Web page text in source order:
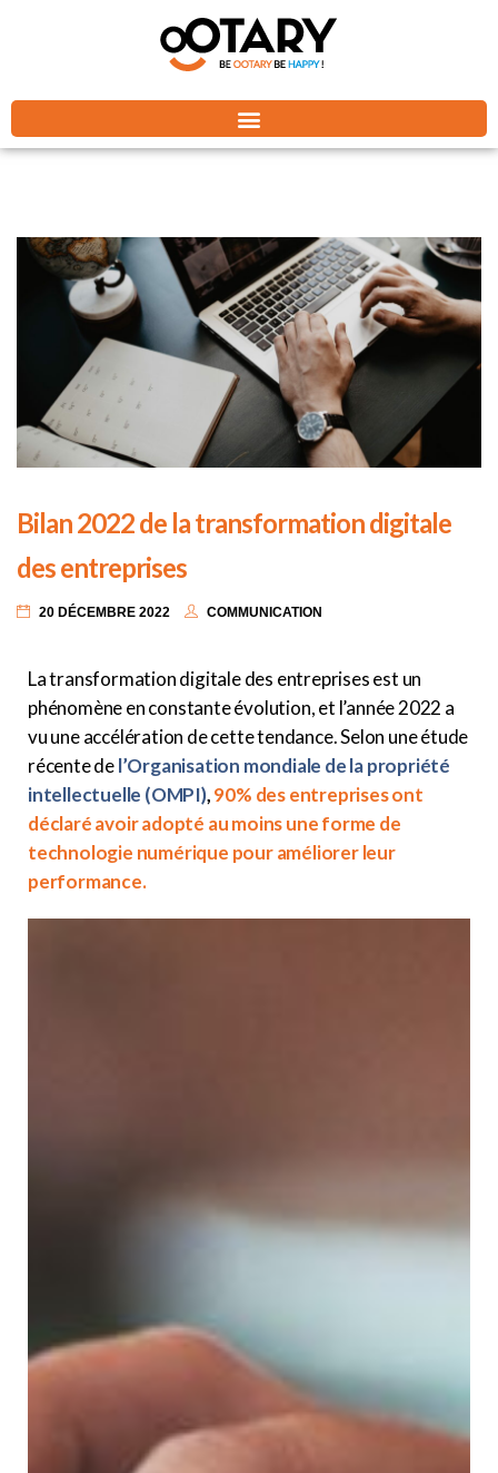
Bilan 2022 de la transformation digitale
des entreprises
20 DÉCEMBRE 2022 COMMUNICATION
La transformation digitale des entreprises est un
phénomène en constante évolution, et l’année 2022 a
vu une accélération de cette tendance. Selon une étude
récente del’Organisation mondiale de la propriété
intellectuelle (OMPI),90% des entreprises ont
déclaré avoir adopté au moins une forme de
technologie numérique pour améliorer leur
performance.